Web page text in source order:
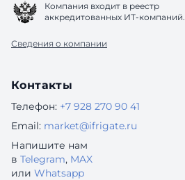
Компания входит в реестр
аккредитованных ИТ-компаний.
Сведения о компании
Контакты
Телефон: +7 928 270 90 41
Email: market@ifrigate.ru
Напишите нам
в Telegram, MAX
или Whatsapp